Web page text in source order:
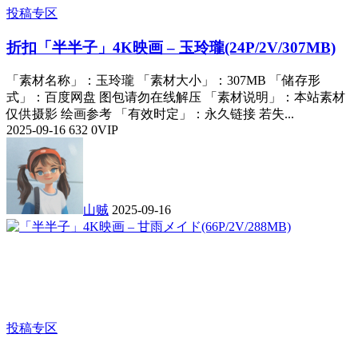
投稿专区
折扣 「半半子」4K映画 – 玉玲瓏(24P/2V/307MB)
「素材名称」：玉玲瓏 「素材大小」：307MB 「储存形
式」：百度网盘 图包请勿在线解压 「素材说明」：本站素材
仅供摄影 绘画参考 「有效时定」：永久链接 若失...
2025-09-16 632 0VIP
山贼 2025-09-16
投稿专区